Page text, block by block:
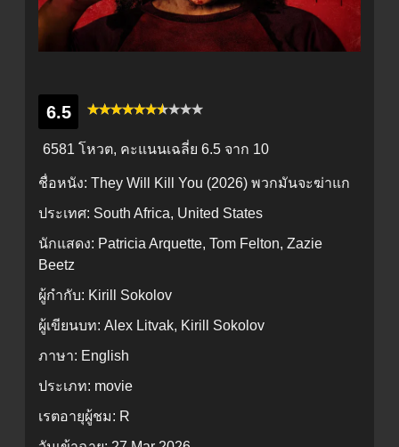
6.5
6581 โหวต, คะแนนเฉลี่ย 6.5 จาก 10
ชื่อหนัง: They Will Kill You (2026) พวกมันจะฆ่าแก
ประเทศ: South Africa, United States
นักแสดง: Patricia Arquette, Tom Felton, Zazie
Beetz
ผู้กำกับ: Kirill Sokolov
ผู้เขียนบท: Alex Litvak, Kirill Sokolov
ภาษา: English
ประเภท: movie
เรตอายุผู้ชม: R